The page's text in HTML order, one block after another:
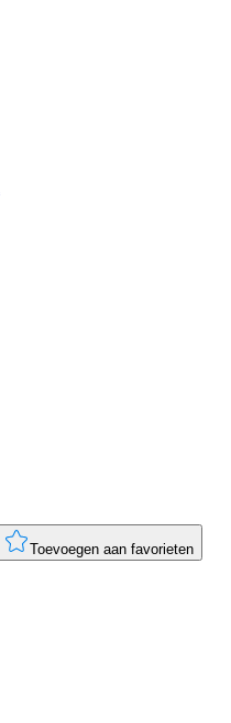
Toevoegen aan favorieten